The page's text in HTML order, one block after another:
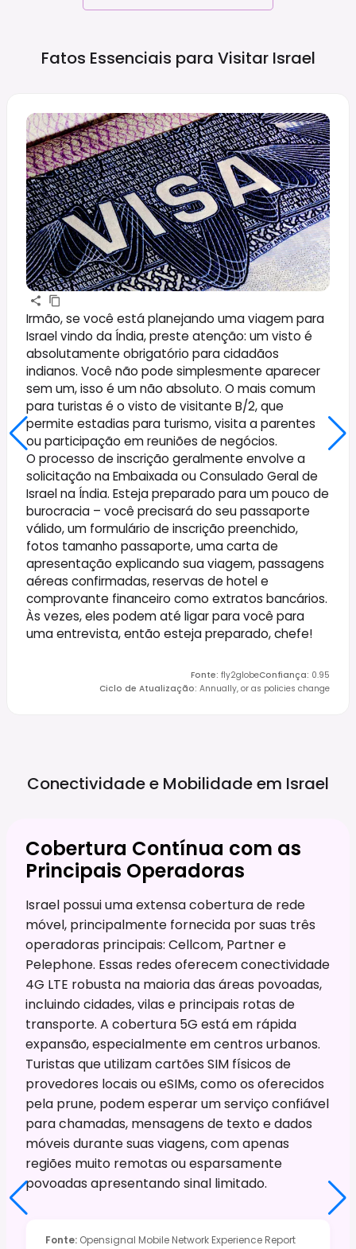
Fatos Essenciais para Visitar Israel
Irmão, se você está planejando uma viagem para
Israel vindo da Índia, preste atenção: um visto é
absolutamente obrigatório para cidadãos
indianos. Você não pode simplesmente aparecer
sem um, isso é um não absoluto. O mais comum
para turistas é o visto de visitante B/2, que
permite estadias para turismo, visita a parentes
ou participação em reuniões de negócios.
O processo de inscrição geralmente envolve a
solicitação na Embaixada ou Consulado Geral de
Israel na Índia. Esteja preparado para um pouco de
burocracia – você precisará do seu passaporte
válido, um formulário de inscrição preenchido,
fotos tamanho passaporte, uma carta de
apresentação explicando sua viagem, passagens
aéreas confirmadas, reservas de hotel e
comprovante financeiro como extratos bancários.
Às vezes, eles podem até ligar para você para
uma entrevista, então esteja preparado, chefe!
Fonte: fly2globeConfiança: 0.95
Ciclo de Atualização: Annually, or as policies change
Conectividade e Mobilidade em Israel
Cobertura Contínua com as
Principais Operadoras
Israel possui uma extensa cobertura de rede
móvel, principalmente fornecida por suas três
operadoras principais: Cellcom, Partner e
Pelephone. Essas redes oferecem conectividade
4G LTE robusta na maioria das áreas povoadas,
incluindo cidades, vilas e principais rotas de
transporte. A cobertura 5G está em rápida
expansão, especialmente em centros urbanos.
Turistas que utilizam cartões SIM físicos de
provedores locais ou eSIMs, como os oferecidos
pela prune, podem esperar um serviço confiável
para chamadas, mensagens de texto e dados
móveis durante suas viagens, com apenas
regiões muito remotas ou esparsamente
povoadas apresentando sinal limitado.
Fonte: Opensignal Mobile Network Experience Report